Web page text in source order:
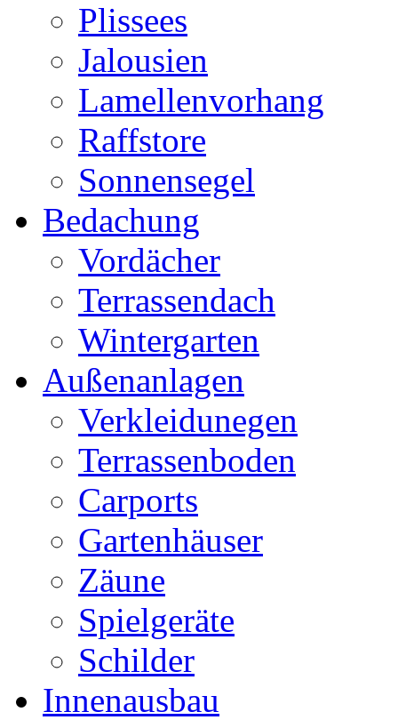
Plissees
Jalousien
Lamellenvorhang
Raffstore
Sonnensegel
Bedachung
Vordächer
Terrassendach
Wintergarten
Außenanlagen
Verkleidunegen
Terrassenboden
Carports
Gartenhäuser
Zäune
Spielgeräte
Schilder
Innenausbau